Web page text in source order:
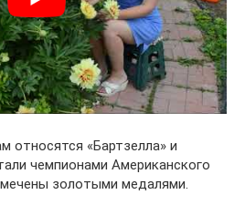
относятся «Бартзелла» и
чемпионами Американского
золотыми медалями.